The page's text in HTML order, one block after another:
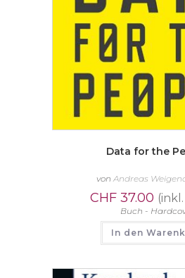
Data for the
von Andreas
CHF 37.00
Buch -
In den